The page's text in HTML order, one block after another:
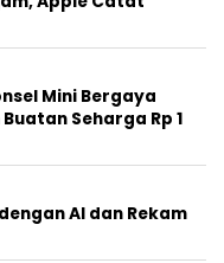
Mini Bergaya
Seharga Rp 1
AI dan Rekam